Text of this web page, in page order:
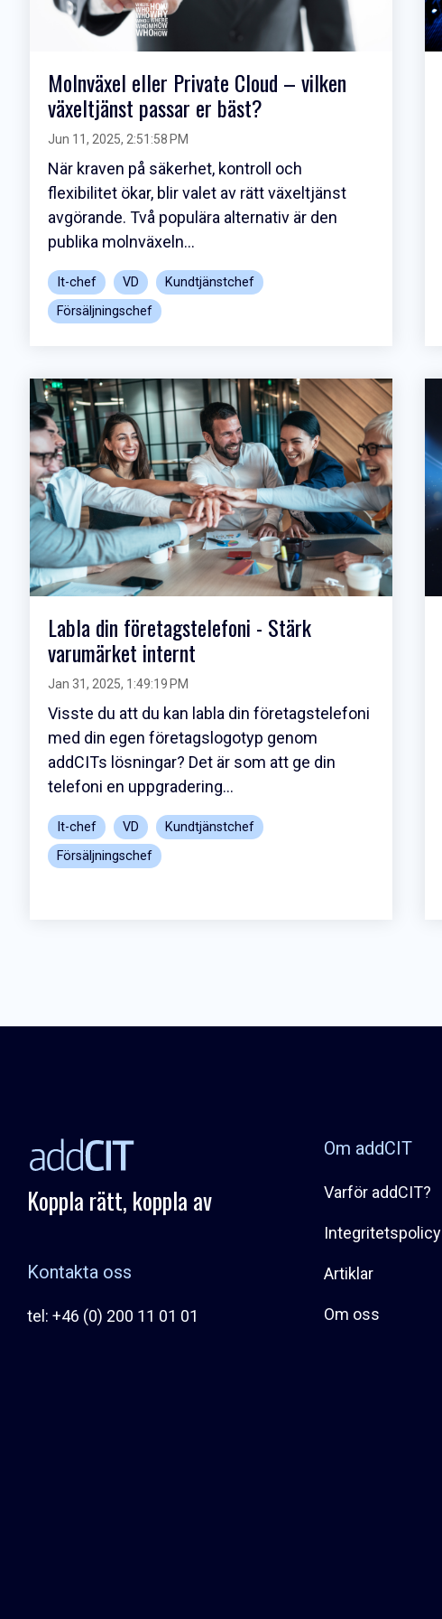
Molnväxel eller Private Cloud – vilken
växeltjänst passar er bäst?
Jun 11, 2025, 2:51:58 PM
När kraven på säkerhet, kontroll och
flexibilitet ökar, blir valet av rätt växeltjänst
avgörande. Två populära alternativ är den
publika molnväxeln...
It-chef VD
Kundtjänstchef
Försäljningschef
Labla din företagstelefoni - Stärk
varumärket internt
Jan 31, 2025, 1:49:19 PM
Visste du att du kan labla din företagstelefoni
med din egen företagslogotyp genom
addCITs lösningar? Det är som att ge din
telefoni en uppgradering...
It-chef VD
Kundtjänstchef
Försäljningschef
Koppla rätt, koppla av
Kontakta oss
tel: +46 (0) 200 11 01 01
Om addCIT
Varför addCIT?
Integritetspolicy
Artiklar
Om oss